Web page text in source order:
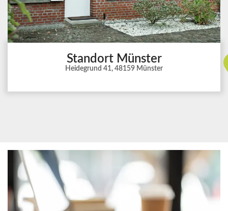
Standort Münster
Heidegrund 41, 48159 Münster